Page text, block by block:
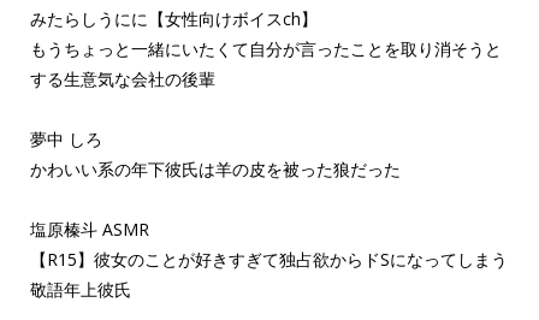
みたらしうにに【女性向けボイスch】
もうちょっと一緒にいたくて自分が言ったことを取り消そうと
する生意気な会社の後輩
夢中 しろ
かわいい系の年下彼氏は羊の皮を被った狼だった
塩原榛斗 ASMR
【R15】彼女のことが好きすぎて独占欲からドSになってしまう
敬語年上彼氏